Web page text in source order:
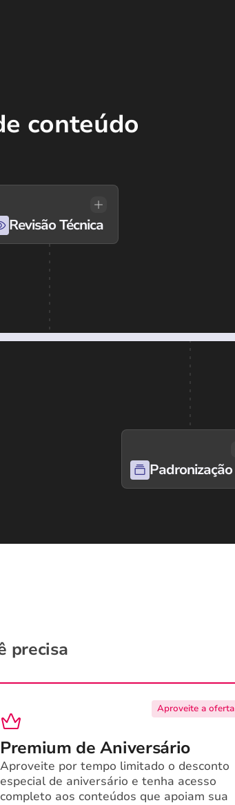
conteúdo
Revisão Técnica
Padronização
precisa
Aproveite a oferta
Premium de Aniversário
Aproveite por tempo limitado o desconto
especial de aniversário e tenha acesso
completo aos conteúdos que apoiam sua